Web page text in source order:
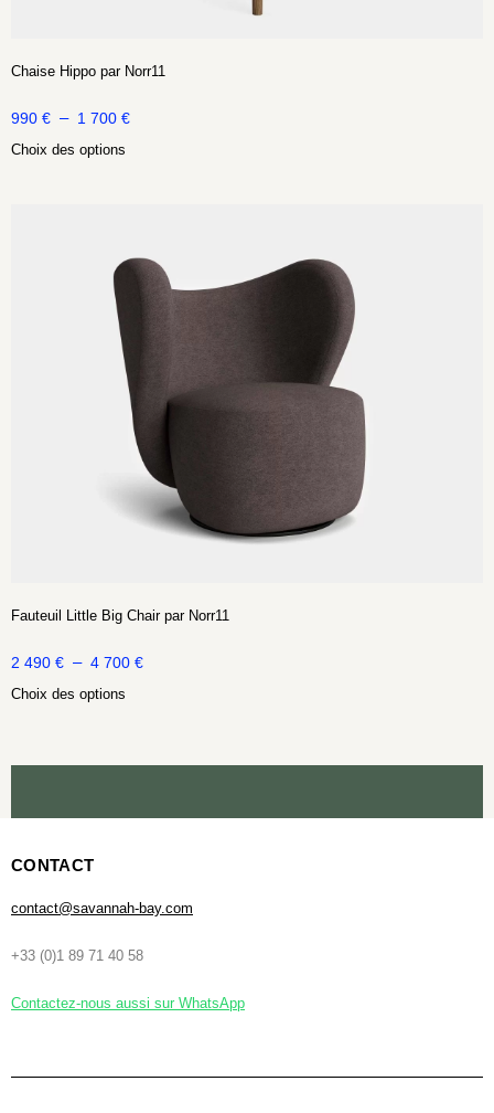
Chaise Hippo par Norr11
990 € – 1 700 €
Choix des options
Fauteuil Little Big Chair par Norr11
2 490 € – 4 700 €
Choix des options
CONTACT
contact@savannah-bay.com
+33 (0)1 89 71 40 58
Contactez-nous aussi sur WhatsApp